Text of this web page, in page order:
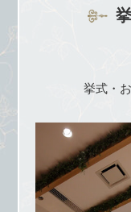
挙式・